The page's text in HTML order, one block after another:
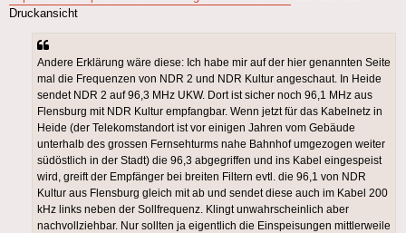
Druckansicht
Andere Erklärung wäre diese: Ich habe mir auf der hier genannten Seite
mal die Frequenzen von NDR 2 und NDR Kultur angeschaut. In Heide
sendet NDR 2 auf 96,3 MHz UKW. Dort ist sicher noch 96,1 MHz aus
Flensburg mit NDR Kultur empfangbar. Wenn jetzt für das Kabelnetz in
Heide (der Telekomstandort ist vor einigen Jahren vom Gebäude
unterhalb des grossen Fernsehturms nahe Bahnhof umgezogen weiter
südöstlich in der Stadt) die 96,3 abgegriffen und ins Kabel eingespeist
wird, greift der Empfänger bei breiten Filtern evtl. die 96,1 von NDR
Kultur aus Flensburg gleich mit ab und sendet diese auch im Kabel 200
kHz links neben der Sollfrequenz. Klingt unwahrscheinlich aber
nachvollziehbar. Nur sollten ja eigentlich die Einspeisungen mittlerweile